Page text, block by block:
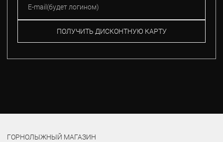
ПОЛУЧИТЬ ДИСКОНТНУЮ КАРТУ
ГОРНОЛЫЖНЫЙ МАГАЗИН